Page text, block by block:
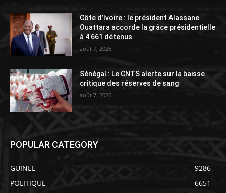
Côte d’Ivoire : le président Alassane
Ouattara accorde la grâce présidentielle
à 4 661 détenus
août 7, 2026
Sénégal : Le CNTS alerte sur la baisse
critique des réserves de sang
août 7, 2026
POPULAR CATEGORY
GUINEE
9286
POLITIQUE
6651